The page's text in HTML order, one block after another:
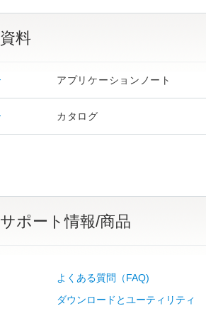
資料
アプリケーションノート
カタログ
サポート情報/商品
よくある質問（FAQ)
ダウンロードとユーティリティ